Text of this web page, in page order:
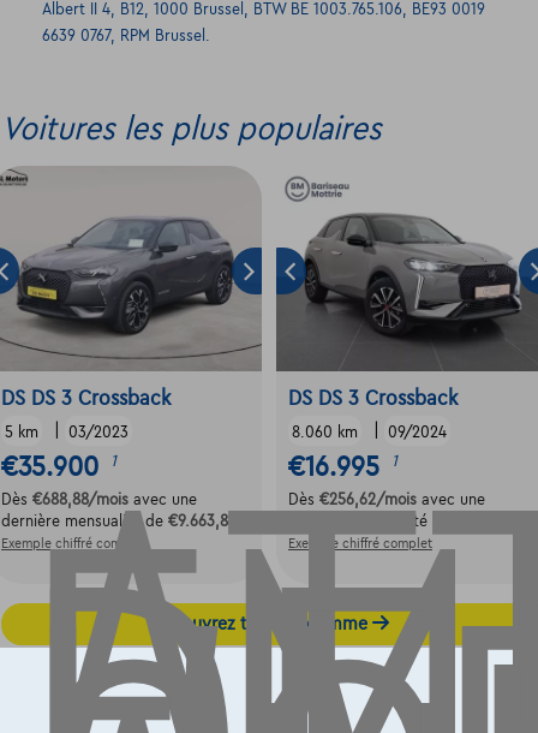
Albert II 4, B12, 1000 Brussel, BTW BE 1003.765.106, BE93 0019
6639 0767, RPM Brussel.
Voitures les plus populaires
DS DS 3 Crossback
5 km 03/2023
€35.900 1
Dès €688,88/mois avec une
dernière mensualité de €9.663,88
Exemple chiffré complet
DS DS 3 Crossback
8.060 km 09/2024
€16.995 1
Dès €256,62/mois avec une
dernière mensualité de
Exemple chiffré complet
Découvrez toute la gamme